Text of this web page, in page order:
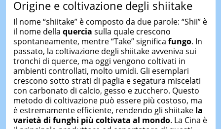
Origine e coltivazione degli shiitake
Il nome “shiitake” è composto da due parole: “Shii” è
il nome della quercia sulla quale crescono
spontaneamente, mentre “Take” significa fungo. In
passato, la coltivazione degli shiitake avveniva sui
tronchi di querce, ma oggi vengono coltivati in
ambienti controllati, molto umidi. Gli esemplari
crescono sotto strati di paglia e segatura miscelati
con carbonato di calcio, gesso e zucchero. Questo
metodo di coltivazione può essere più costoso, ma
è estremamente efficiente, rendendo gli shiitake la
varietà di funghi più coltivata al mondo. La Cina è